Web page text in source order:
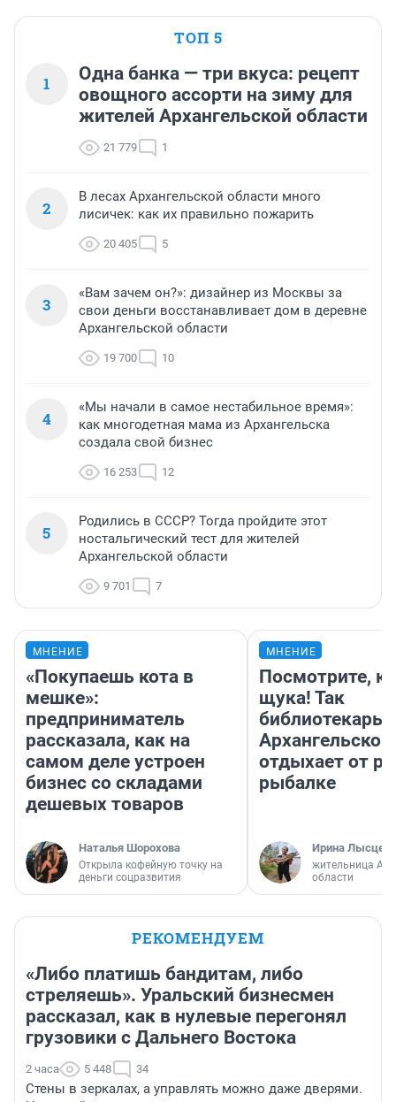
ТОП 5
1
Одна банка — три вкуса: рецепт
овощного ассорти на зиму для
жителей Архангельской области
21 779 1
2
В лесах Архангельской области много
лисичек: как их правильно пожарить
20 405 5
3
«Вам зачем он?»: дизайнер из Москвы за
свои деньги восстанавливает дом в деревне
Архангельской области
19 700 10
4
«Мы начали в самое нестабильное время»:
как многодетная мама из Архангельска
создала свой бизнес
16 253 12
5
Родились в СССР? Тогда пройдите этот
ностальгический тест для жителей
Архангельской области
9 701 7
МНЕНИЕ
«Покупаешь кота в
мешке»:
предприниматель
рассказала, как на
самом деле устроен
бизнес со складами
дешевых товаров
Наталья Шорохова
Открыла кофейную точку на
деньги соцразвития
МНЕНИЕ
Посмотрите,
щука! Так
библиотекарь
отдыхает от
рыбалке
Ирина Лысцева
жительница
области
РЕКОМЕНДУЕМ
«Либо платишь бандитам, либо
стреляешь». Уральский бизнесмен
рассказал, как в нулевые перегонял
грузовики с Дальнего Востока
2 часа 5 448 34
Стены в зеркалах, а управлять можно даже дверями.